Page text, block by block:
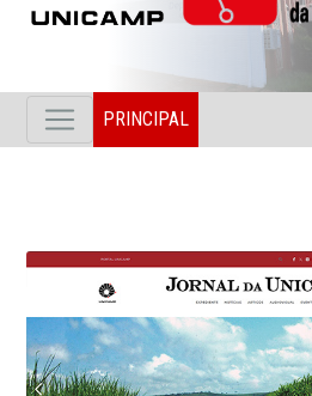
PRINCIPAL